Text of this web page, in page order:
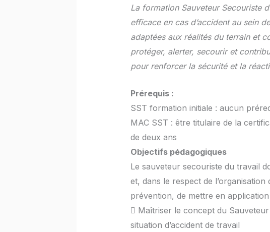
La formation Sauveteur Secouriste
efficace en cas d’accident au sein
adaptées aux réalités du terrain et
protéger, alerter, secourir et
pour renforcer la sécurité et la
Prérequis :
SST formation initiale : aucun
MAC SST : être titulaire de la
de deux ans
Objectifs pédagogiques
Le sauveteur secouriste du travail
et, dans le respect de
prévention, de mettre en
 Maîtriser le concept du
situation d’accident de travail